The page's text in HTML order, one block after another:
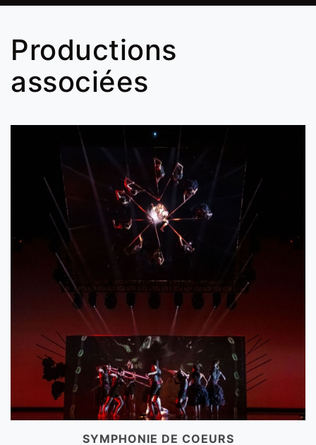
Productions
associées
SYMPHONIE DE COEURS